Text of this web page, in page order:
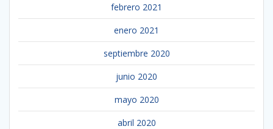
febrero 2021
enero 2021
septiembre 2020
junio 2020
mayo 2020
abril 2020